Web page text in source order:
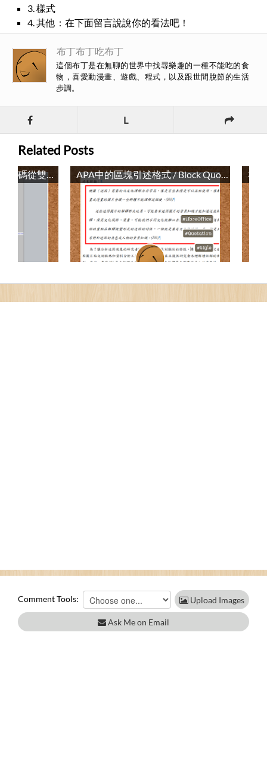
3. 樣式
4. 其他：在下面留言說說你的看法吧！
布丁布丁吃布丁
這個布丁是在無聊的世界中找尋樂趣的一種不能吃的食
物，喜愛動漫畫、遊戲、程式，以及跟世間脫節的生活
步調。
L
Related Posts
在LibreOffice Writer中將頁碼從雙面列印改成單面列印的方法 / Changing Page Numbering From Duplex Printing to Simplex Printing in LibreOffice Writer
Comment Tools: Upload Images
Ask Me on Email